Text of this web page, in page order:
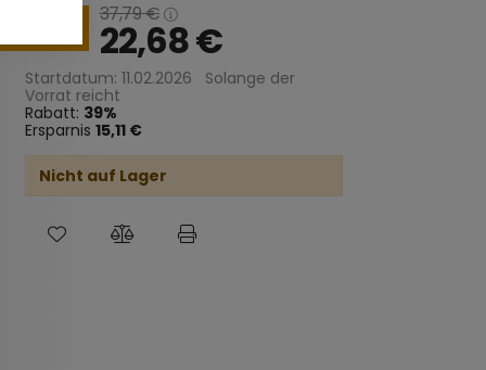
37,79€
22,68€
Startdatum: 11.02.2026
Solange der
Vorrat reicht
Rabatt: 39
Ersparnis 15,11 €
Nicht auf Lager